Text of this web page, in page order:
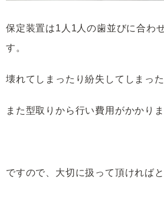
保定装置は1人1人の歯並びに合わ
す。
壊れてしまったり紛失してしまっ
また型取りから行い費用がかかりま
ですので、大切に扱って頂ければ